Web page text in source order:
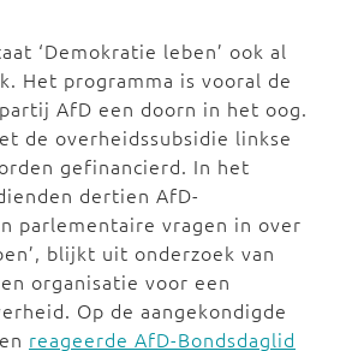
‘Demokratie leben’ ook al
Het programma is vooral de
AfD een doorn in het oog.
de overheidssubsidie linkse
gefinancierd. In het
dertien AfD-
parlementaire vragen in over
blijkt uit onderzoek van
organisatie voor een
Op de aangekondigde
reageerde AfD-Bondsdaglid